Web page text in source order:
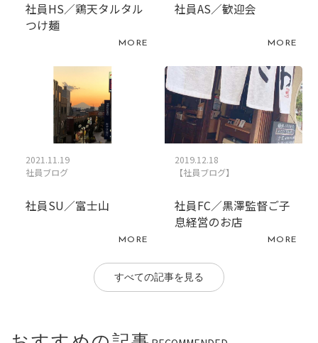
社員HS／鶏天タルタル
つけ麺
MORE
社員AS／歓迎会
MORE
2021.11.19
社員ブログ
社員SU／富士山
MORE
2019.12.18
【社員ブログ】
社員FC／黒澤監督ご子
息経営のお店
MORE
すべての記事を見る